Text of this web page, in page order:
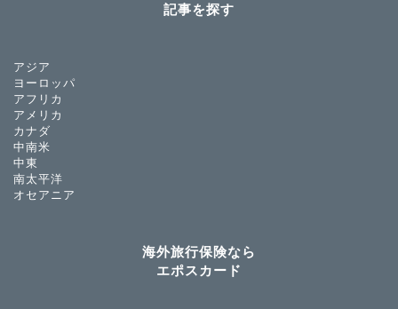
記事を探す
アジア
ヨーロッパ
アフリカ
アメリカ
カナダ
中南米
中東
南太平洋
オセアニア
海外旅行保険なら
エポスカード